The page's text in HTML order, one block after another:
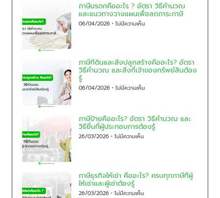
ภาษีมรดกคืออะไร ? อัตรา วิธีคำนวณ
และแนวทางวางแผนเพื่อลดภาระภาษี
06/04/2026 ไม่มีความเห็น
ภาษีที่ดินและสิ่งปลูกสร้างคืออะไร? อัตรา
วิธีคำนวณ และสิ่งที่เจ้าของทรัพย์สินต้อง
รู้
06/04/2026 ไม่มีความเห็น
ภาษีป้ายคืออะไร? อัตรา วิธีคำนวณ และ
วิธียื่นที่ผู้ประกอบการต้องรู้
26/03/2026 ไม่มีความเห็น
ภาษีธุรกิจให้เช่า คืออะไร? ครบทุกภาษีที่ผู้
ให้เช่าและผู้เช่าต้องรู้
26/03/2026 ไม่มีความเห็น